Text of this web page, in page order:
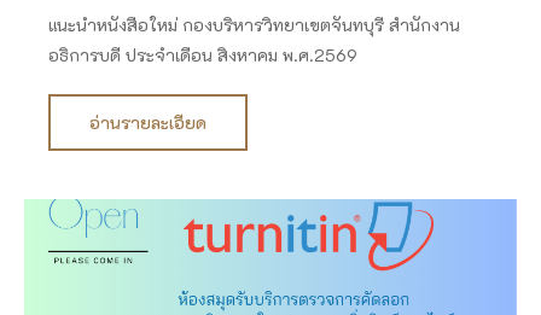
แนะนำหนังสือใหม่ กองบริหารวิทยาเขตจันทบุรี สำนักงาน
อธิการบดี ประจำเดือน สิงหาคม พ.ศ.2569
อ่านรายละเอียด